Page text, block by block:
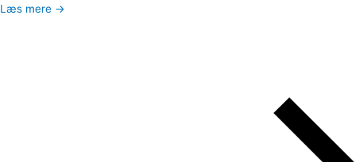
Læs mere →